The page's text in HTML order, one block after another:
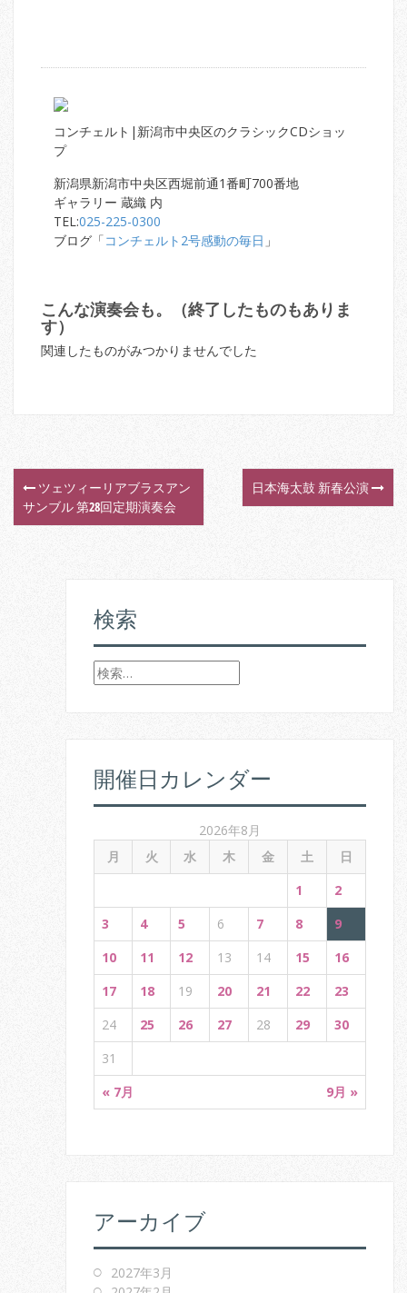
コンチェルト|新潟市中央区のクラシックCDショッ
プ
新潟県新潟市中央区西堀前通1番町700番地
ギャラリー 蔵織 内
TEL:025-225-0300
ブログ「コンチェルト2号感動の毎日 」
こんな演奏会も。（終了したものもありま
す）
関連したものがみつかりませんでした
P ツェツィーリアブラスアン
サンブル 第28回定期演奏会
日本海太鼓 新春公演
検索
検
索
開催日カレンダー
2026年8月
月
火 水 木 金 土 日
« 7月 9月 »
1
2
3
4 5 6 7 8
9
10
11 12 13 14 15
16
17
18 19 20 21 22
23
24
25 26 27 28 29
30
31
アーカイブ
2027年3月